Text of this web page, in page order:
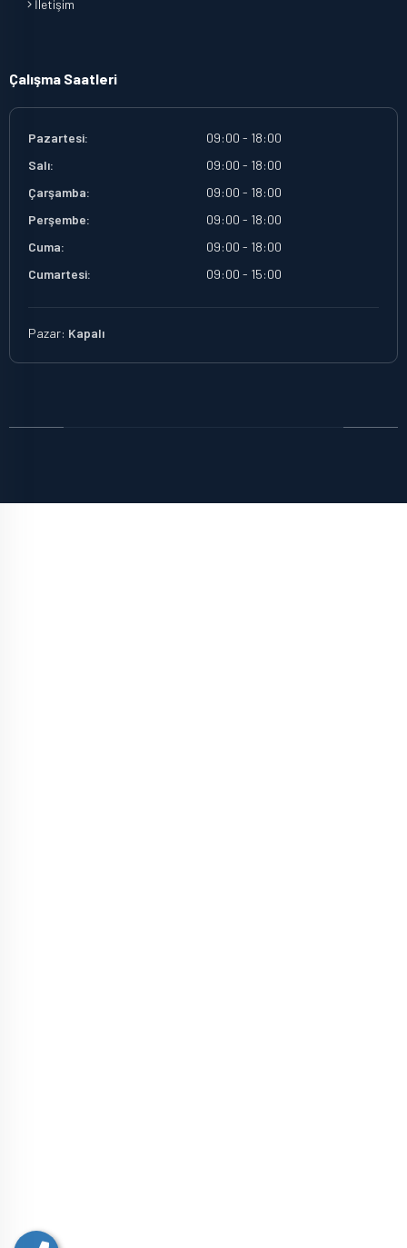
İletişim
Çalışma Saatleri
Pazartesi:
09:00 - 18:00
Salı:
09:00 - 18:00
Çarşamba:
09:00 - 18:00
Perşembe:
09:00 - 18:00
Cuma:
09:00 - 18:00
Cumartesi:
09:00 - 15:00
Pazar: Kapalı